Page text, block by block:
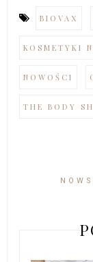
BIOVAX
KOSMETYKI
NOWOŚCI
THE BODY